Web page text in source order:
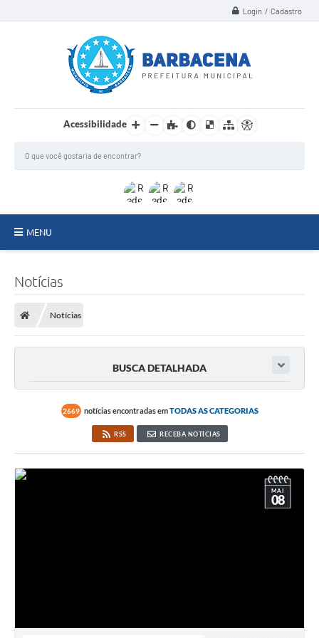
Login / Cadastro
Acessibilidade
MENU
Meio Ambiente
EDOB
Transparência
E-SUS
Notícias
Notícias
BUSCA DETALHADA
2669 notícias encontradas emTODAS AS CATEGORIAS
RSS RECEBA NOTÍCIAS
MAI
08